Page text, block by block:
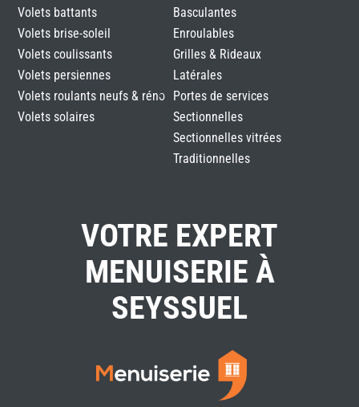
Volets battants
Volets brise-soleil
Volets coulissants
Volets persiennes
Volets roulants neufs & réno
Volets solaires
Basculantes
Enroulables
Grilles & Rideaux
Latérales
Portes de services
Sectionnelles
Sectionnelles vitrées
Traditionnelles
VOTRE EXPERT
MENUISERIE À
SEYSSUEL